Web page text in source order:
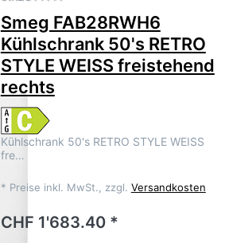
Smeg FAB28RWH6
Kühlschrank 50's RETRO
STYLE WEISS freistehend
rechts
Kühlschrank 50's RETRO STYLE WEISS
fre…
* Preise inkl. MwSt., zzgl. Versandkosten
CHF 1'683.40 *